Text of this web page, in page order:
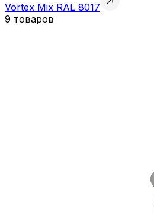
Vortex Mix RAL 8017
9 товаров